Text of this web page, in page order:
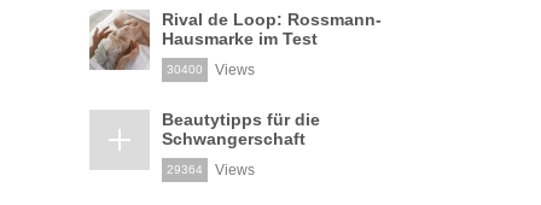
Rival de Loop: Rossmann-
Hausmarke im Test
30400 Views
Beautytipps für die
Schwangerschaft
29364 Views